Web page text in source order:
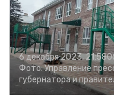
6 декабря 2023, 21:58
Фото:Управление
губернатора и